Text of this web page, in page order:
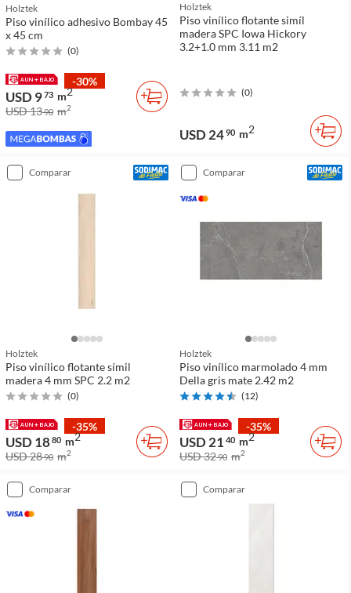
Holztek
Piso vinílico adhesivo Bombay 45
x 45 cm
(0)
-30%
USD 973 m2
USD 1390 m2
Holztek
Piso vinílico flotante simíl
madera SPC Iowa Hickory
3.2+1.0 mm 3.11 m2
(0)
USD 2490 m2
comparar
Holztek
Piso vinílico flotante símil
madera 4 mm SPC 2.2 m2
(0)
-35%
USD 1880 m2
USD 2890 m2
comparar
Holztek
Piso vinílico marmolado 4 mm
Della gris mate 2.42 m2
(12)
-35%
USD 21 40 m2
USD 3290 m2
comparar comparar